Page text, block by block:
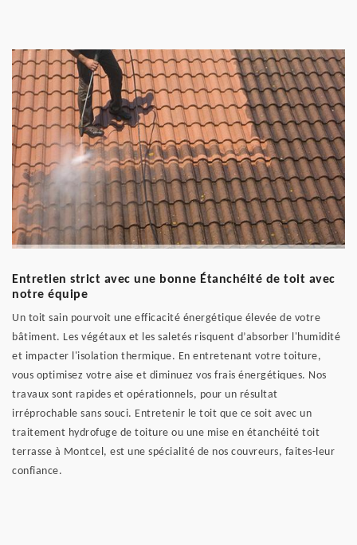
Entretien strict avec une bonne Étanchéité de toit avec
notre équipe
Un toit sain pourvoit une efficacité énergétique élevée de votre
bâtiment. Les végétaux et les saletés risquent d’absorber l'humidité
et impacter l'isolation thermique. En entretenant votre toiture,
vous optimisez votre aise et diminuez vos frais énergétiques. Nos
travaux sont rapides et opérationnels, pour un résultat
irréprochable sans souci. Entretenir le toit que ce soit avec un
traitement hydrofuge de toiture ou une mise en étanchéité toit
terrasse à Montcel, est une spécialité de nos couvreurs, faites-leur
confiance.